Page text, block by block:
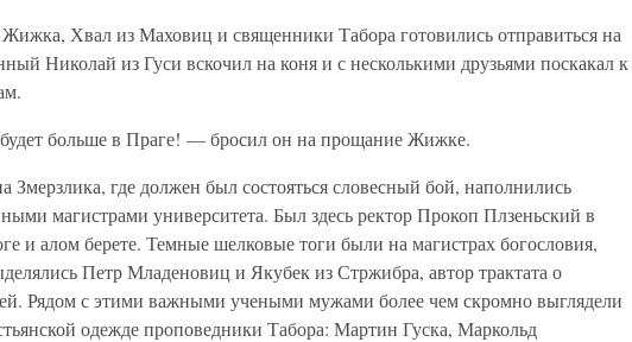
Жижка, Хвал из Маховиц и священники Табора готовились отправиться на
Николай из Гуси вскочил на коня и с несколькими друзьями поскакал к
больше в Праге! — бросил он на прощание Жижке.
Змерзлика, где должен был состояться словесный бой, наполнились
магистрами университета. Был здесь ректор Прокоп Плзеньский в
и алом берете. Темные шелковые тоги были на магистрах богословия,
Петр Младеновиц и Якубек из Стржибра, автор трактата о
Рядом с этими важными учеными мужами более чем скромно выглядели
одежде проповедники Табора: Мартин Гуска, Маркольд